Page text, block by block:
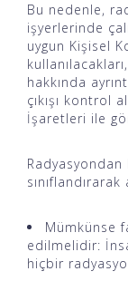
Bu nedenle,
işyerlerinde
uygun Kişisel
hakkında
çıkışı kontrol
İşaretleri ile
Radyasyondan
Mümkünse
edilmelidir:
hiçbir